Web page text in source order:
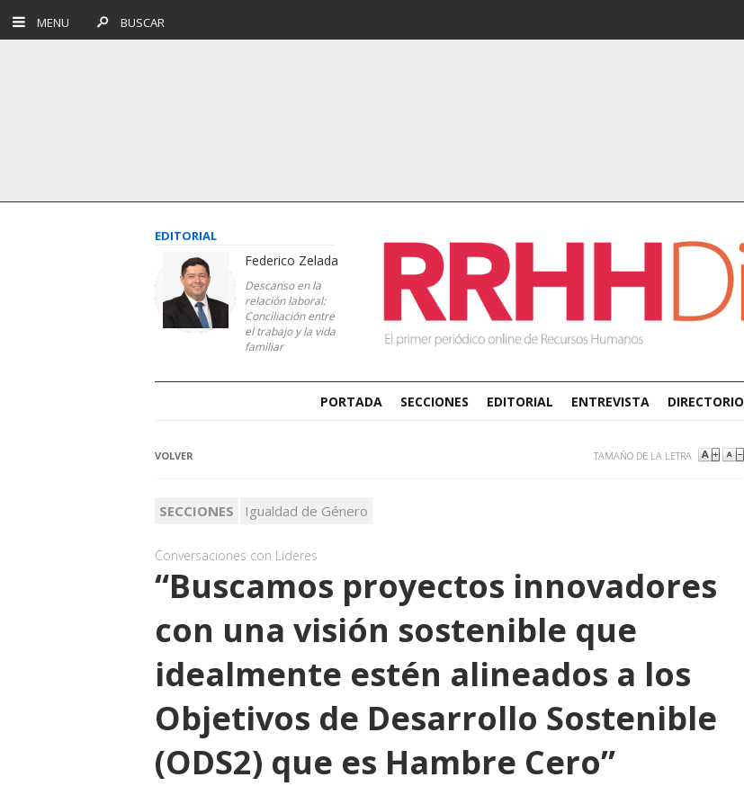
MENU BUSCAR
EDITORIAL
Federico Zelada
Descanso en la
relación laboral:
Conciliación entre
el trabajo y la vida
familiar
PORTADA SECCIONES EDITORIAL ENTREVISTA DIRECTORIO
VOLVER TAMAÑO DE LA LETRA
SECCIONES Igualdad de Género
Conversaciones con Líderes
“Buscamos proyectos innovadores
con una visión sostenible que
idealmente estén alineados a los
Objetivos de Desarrollo Sostenible
(ODS2) que es Hambre Cero”